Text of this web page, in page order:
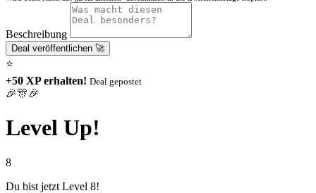
Beschreibung
Deal veröffentlichen 🚀
⭐
+50 XP erhalten! Deal gepostet
🎉🎊🎉
Level Up!
8
Du bist jetzt Level 8!